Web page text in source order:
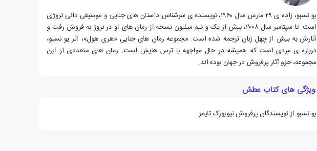
یو نسبو، زاده ی ۲۹ مارس سال ۱۹۶۰، نویسنده ی سرشناس داستان های جنایی و موسیقی دانی نروژی
است. تا سپتامبر سال ۲۰۰۸، بیش از یک و نیم میلیون نسخه از رمان های او در نروژ به فروش رفت و
آثارش به بیش از چهل زبان ترجمه شده است. مجموعه رمان های جنایی «هری هول»، اثر یو نسبو،
درباره ی مردی است که همیشه در حال مواجهه با ترس هایش است. رمان های متعددی از این
مجموعه، جزو آثار پرفروش در جهان بوده اند.
ویژگی های کتاب عطش
یو نسبو از نویسندگان پرفروش نیویورک تایمز